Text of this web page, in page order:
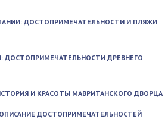
ДОСТОПРИМЕЧАТЕЛЬНОСТИ И ПЛЯЖИ
ДОСТОПРИМЕЧАТЕЛЬНОСТИ ДРЕВНЕГО
И КРАСОТЫ МАВРИТАНСКОГО ДВОРЦА
ДОСТОПРИМЕЧАТЕЛЬНОСТЕЙ